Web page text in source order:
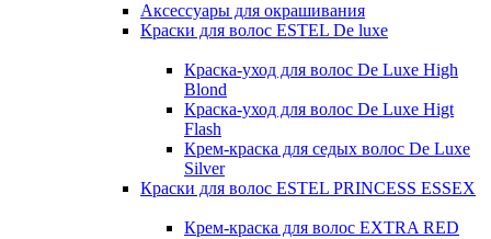
Аксессуары для окрашивания
Краски для волос ESTEL De luxe
Краска-уход для волос De Luxe High
Blond
Краска-уход для волос De Luxe Higt
Flash
Крем-краска для седых волос De Luxe
Silver
Краски для волос ESTEL PRINCESS ESSEX
Крем-краска для волос EXTRA RED